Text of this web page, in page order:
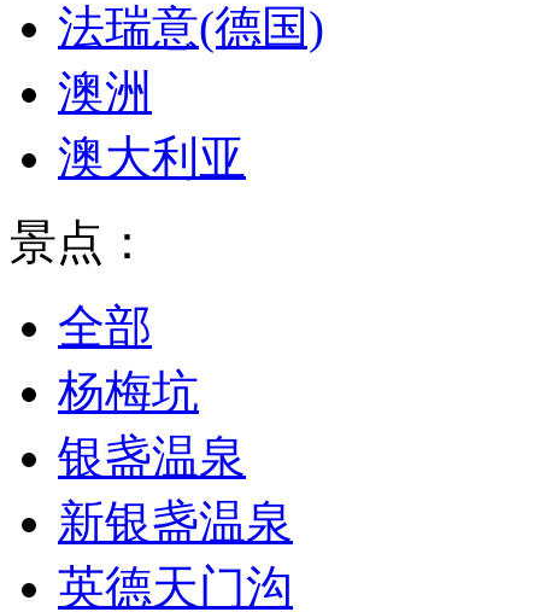
法瑞意(德国)
澳洲
澳大利亚
景点：
全部
杨梅坑
银盏温泉
新银盏温泉
英德天门沟